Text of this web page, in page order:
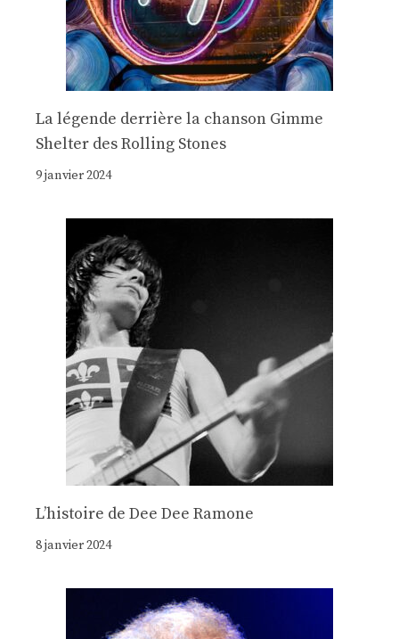
La légende derrière la chanson Gimme
Shelter des Rolling Stones
9 janvier 2024
Lʼhistoire de Dee Dee Ramone
8 janvier 2024